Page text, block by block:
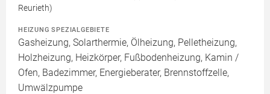
Reurieth)
HEIZUNG SPEZIALGEBIETE
Gasheizung, Solarthermie, Ölheizung, Pelletheizung,
Holzheizung, Heizkörper, Fußbodenheizung, Kamin /
Ofen, Badezimmer, Energieberater, Brennstoffzelle,
Umwälzpumpe